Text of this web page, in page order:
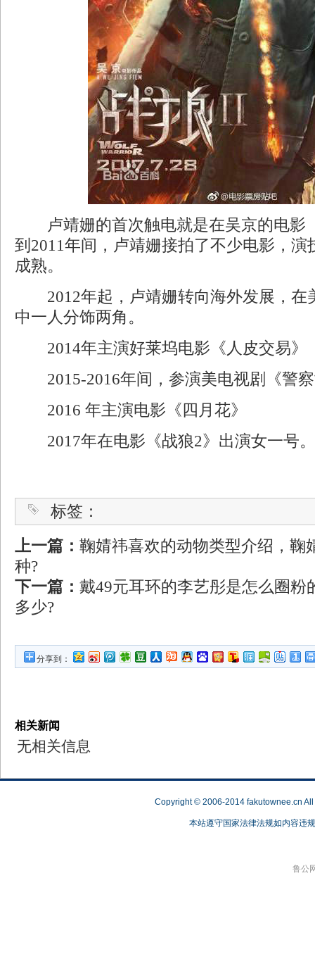
卢靖姗的首次触电就是在吴京的电影
到2011年间，卢靖姗接拍了不少电影，演
成熟。
2012年起，卢靖姗转向海外发展，在
中一人分饰两角。
2014年主演好莱坞电影《人皮交易》
2015-2016年间，参演美电视剧《警
2016 年主演电影《四月花》
2017年在电影《战狼2》出演女一号。
标签：
上一篇： 鞠婧祎喜欢的动物类型介绍，鞠
种?
下一篇： 戴49元耳环的李艺彤是怎么圈粉
多少?
分享到：
相关新闻
无相关信息
Copyright © 2006-2014 fakutownee.cn
本站遵守国家法律法规如内容违
鲁公